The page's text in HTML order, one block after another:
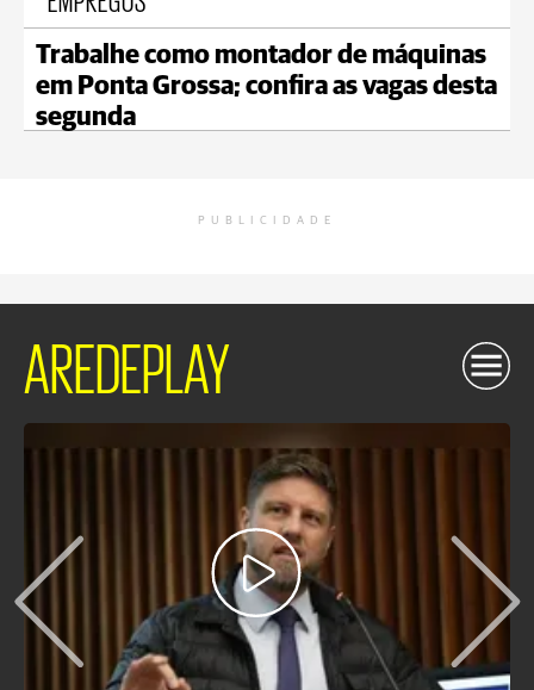
Trabalhe como montador de máquinas
em Ponta Grossa; confira as vagas desta
segunda
PUBLICIDADE
AREDEPLAY